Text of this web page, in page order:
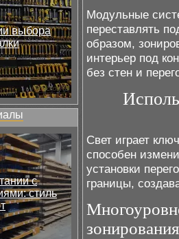
выбора
с
стиль
Модульные
переставлять
образом,
интерьер под
без стен и
Свет играет
способен
установки
границы,
зонирования